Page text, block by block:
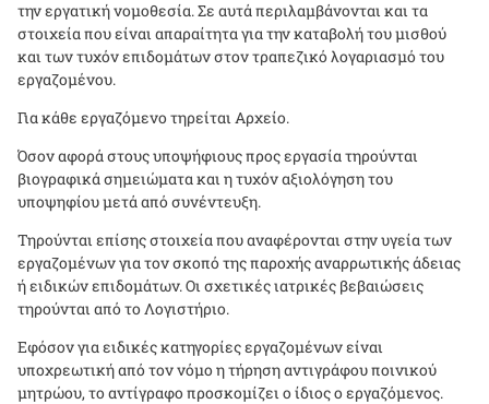
την εργατική νομοθεσία. Σε αυτά περιλαμβάνονται και τα
στοιχεία που είναι απαραίτητα για την καταβολή του μισθού
και των τυχόν επιδομάτων στον τραπεζικό λογαριασμό του
εργαζομένου.
Για κάθε εργαζόμενο τηρείται Αρχείο.
Όσον αφορά στους υποψήφιους προς εργασία τηρούνται
βιογραφικά σημειώματα και η τυχόν αξιολόγηση του
υποψηφίου μετά από συνέντευξη.
Τηρούνται επίσης στοιχεία που αναφέρονται στην υγεία των
εργαζομένων για τον σκοπό της παροχής αναρρωτικής άδειας
ή ειδικών επιδομάτων. Οι σχετικές ιατρικές βεβαιώσεις
τηρούνται από το Λογιστήριο.
Εφόσον για ειδικές κατηγορίες εργαζομένων είναι
υποχρεωτική από τον νόμο η τήρηση αντιγράφου ποινικού
μητρώου, το αντίγραφο προσκομίζει ο ίδιος ο εργαζόμενος.